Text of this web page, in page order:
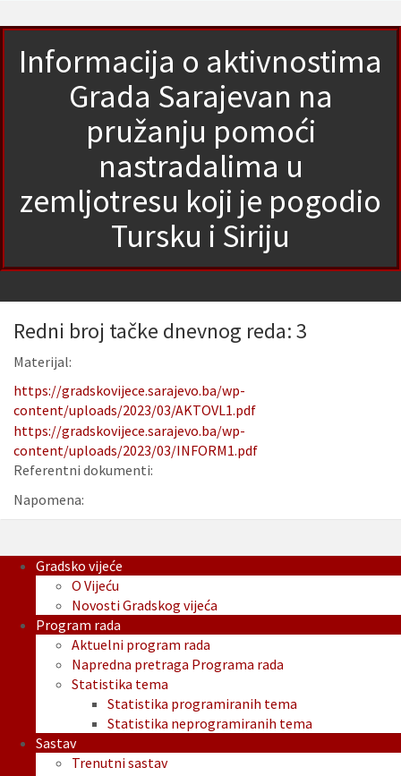
Informacija o aktivnostima
Grada Sarajevan na
pružanju pomoći
nastradalima u
zemljotresu koji je pogodio
Tursku i Siriju
Redni broj tačke dnevnog reda: 3
Materijal:
https://gradskovijece.sarajevo.ba/wp-
content/uploads/2023/03/AKTOVL1.pdf
https://gradskovijece.sarajevo.ba/wp-
content/uploads/2023/03/INFORM1.pdf
Referentni dokumenti:
Napomena:
Gradsko vijeće
O Vijeću
Novosti Gradskog vijeća
Program rada
Aktuelni program rada
Napredna pretraga Programa rada
Statistika tema
Statistika programiranih tema
Statistika neprogramiranih tema
Sastav
Trenutni sastav